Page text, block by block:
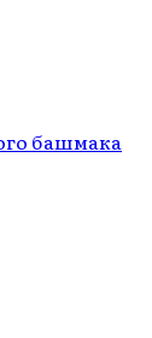
башмака